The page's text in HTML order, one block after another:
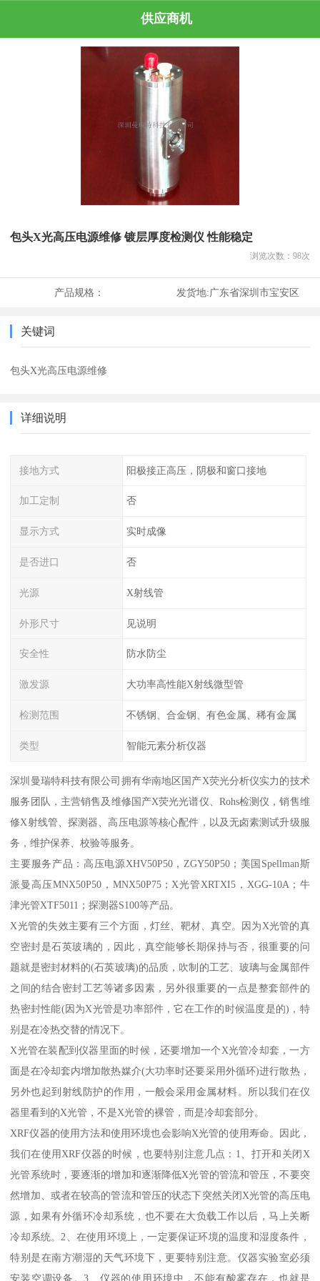
供应商机
包头X光高压电源维修 镀层厚度检测仪 性能稳定
浏览次数： 98次
产品规格： 发货地:广东省深圳市宝安区
关键词
包头X光高压电源维修
详细说明
接地方式 阳极接正高压，阴极和窗口接地
加工定制 否
显示方式 实时成像
是否进口 否
光源 X射线管
外形尺寸 见说明
安全性 防水防尘
激发源 大功率高性能X射线微型管
检测范围 不锈钢、合金钢、有色金属、稀有金属
类型 智能元素分析仪器
深圳曼瑞特科技有限公司拥有华南地区国产X荧光分析仪实力的技术
服务团队，主营销售及维修国产X荧光光谱仪、Rohs检测仪，销售维
修X射线管、探测器、高压电源等核心配件，以及无卤素测试升级服
务，维护保养、校验等服务。
主要服务产品：高压电源XHV50P50，ZGY50P50；美国Spellman斯
派曼高压MNX50P50，MNX50P75；X光管XRTXI5，XGG-10A；牛
津光管XTF5011；探测器S100等产品。
X光管的失效主要有三个方面，灯丝、靶材、真空。因为X光管的真
空密封是石英玻璃的，因此，真空能够长期保持与否，很重要的问
题就是密封材料的(石英玻璃)的品质，吹制的工艺、玻璃与金属部件
之间的结合密封工艺等诸多因素，另外很重要的一点是整套部件的
热密封性能(因为X光管是功率部件，它在工作的时候温度是的)，特
别是在冷热交替的情况下。
X光管在装配到仪器里面的时候，还要增加一个X光管冷却套，一方
面是在冷却套内增加散热媒介(大功率时还要采用外循环)进行散热，
另外也起到射线防护的作用，一般会采用金属材料。所以我们在仪
器里看到的X光管，不是X光管的裸管，而是冷却套部分。
XRF仪器的使用方法和使用环境也会影响X光管的使用寿命。因此，
我们在使用XRF仪器的时候，也要特别注意几点：1、打开和关闭X
光管系统时，要逐渐的增加和逐渐降低X光管的管流和管压，不要突
然增加、或者在较高的管流和管压的状态下突然关闭X光管的高压电
源，如果有外循环冷却系统，也不要在大负载工作以后，马上关断
冷却系统。2、在使用环境上，一定要保证环境的温度和湿度条件，
特别是在南方潮湿的天气环境下，更要特别注意。仪器实验室必须
安装空调设备。3、仪器的使用环境中，不能有酸雾存在，也就是